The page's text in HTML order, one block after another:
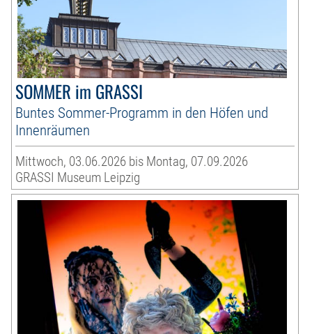
SOMMER im GRASSI
Buntes Sommer-Programm in den Höfen und
Innenräumen
Mittwoch, 03.06.2026 bis Montag, 07.09.2026
GRASSI Museum Leipzig